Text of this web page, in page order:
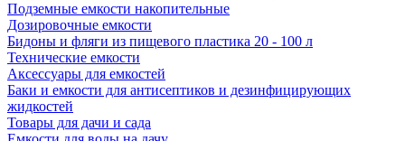
Подземные емкости накопительные
Дозировочные емкости
Бидоны и фляги из пищевого пластика 20 - 100 л
Технические емкости
Аксессуары для емкостей
Баки и емкости для антисептиков и дезинфицирующих
жидкостей
Товары для дачи и сада